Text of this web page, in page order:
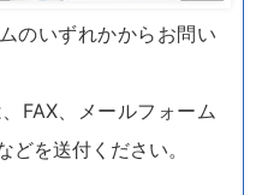
のいずれかからお問い
FAX、メールフォーム
どを送付ください。